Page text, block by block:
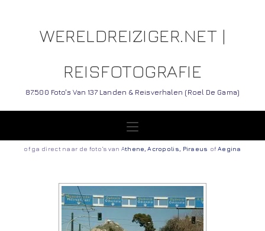
WERELDREIZIGER.NET |
REISFOTOGRAFIE
87.500 Foto's Van 137 Landen & Reisverhalen (Roel De Gama)
of ga direct naar de foto’s van Athene ,Acropolis Piraeus of Aegina